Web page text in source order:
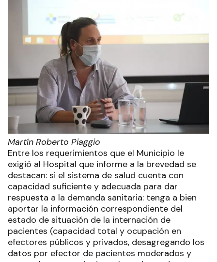
Martín Roberto Piaggio
Entre los requerimientos que el Municipio le
exigió al Hospital que informe a la brevedad se
destacan: si el sistema de salud cuenta con
capacidad suficiente y adecuada para dar
respuesta a la demanda sanitaria: tenga a bien
aportar la información correspondiente del
estado de situación de la internación de
pacientes (capacidad total y ocupación en
efectores públicos y privados, desagregando los
datos por efector de pacientes moderados y